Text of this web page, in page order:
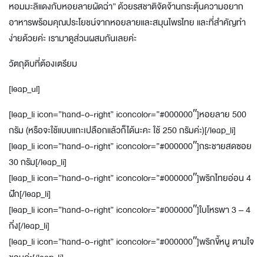
หอมมะลิแดงกับหอยลายผัดฉ่า” ด้วยรสชาติจัดจ้านกระตุ้นความอยาก
อาหารพร้อมคุณประโยชน์จากหอยลายและสมุนไพรไทย และที่สำคัญทำ
ง่ายด้วยค่ะ เรามาดูส่วนผสมกันเลยค่ะ
วัตถุดิบที่ต้องเตรียม
[leap_ul]
[leap_li icon=”hand-o-right” iconcolor=”#000000″]หอยลาย 500
กรัม (หรือจะใช้แบบแกะเปลือกแล้วก็ได้นะคะ ใช้ 250 กรัมค่ะ)[/leap_li]
[leap_li icon=”hand-o-right” iconcolor=”#000000″]กระชายสดซอย
30 กรัม[/leap_li]
[leap_li icon=”hand-o-right” iconcolor=”#000000″]พริกไทยอ่อน 4
ฝัก[/leap_li]
[leap_li icon=”hand-o-right” iconcolor=”#000000″]ใบโหรพา 3 – 4
กิ่ง[/leap_li]
[leap_li icon=”hand-o-right” iconcolor=”#000000″]พริกขี้หนู ตามใจ